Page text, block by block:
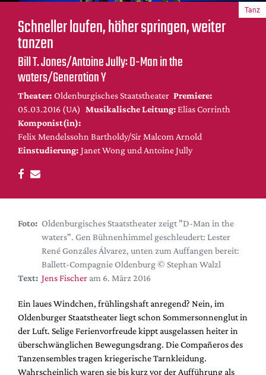
Festivals & Veranstaltungen
Menschen & Theater
Themen
Internationales
Nachrufe
Medientipps
DdB-map
Kalender
Premierensuche
Festival-Planer
Hefte
Leseproben
Podcast
Service
Newsletter
Redaktion
Autor:innen
Partner
Schneller laufen, höher springen, weiter
tanzen
Bill T. Jones/Antoine Jully: D-Man in the
waters/Generation Y
Theater: Oldenburgisches Staatstheater Premiere:
05.03.2016 (UA) Musikalische Leitung: Elias Corrinth
Komponist(in):
Felix Mendelssohn Bartholdy/Sir Malcom Arnold
Einstudierung: Janet Wong und Antoine Jully
Tanz
Foto: Oldenburgisches Staatstheater zeigt "D-Man in the
waters". Gen Bühnenhimmel geschleudert: Lester
René Gonzáles Álvarez, unten zum Auffangen bereit:
Ballett-Compagnie Oldenburg © Stephan Walzl
Text: Jens Fischer am 6. März 2016
Ein laues Windchen, frühlingshaft anregend? Nein, im
Oldenburger Staatstheater liegt schon Sommersonnenglut in
der Luft. Selige Ferienvorfreude kippt ausgelassen heiter in
überschwänglichen Bewegungsdrang. Die Compañeros des
Tanzensembles tragen kriegerische Tarnkleidung.
Wahrscheinlich waren sie bis kurz vor der Aufführung als